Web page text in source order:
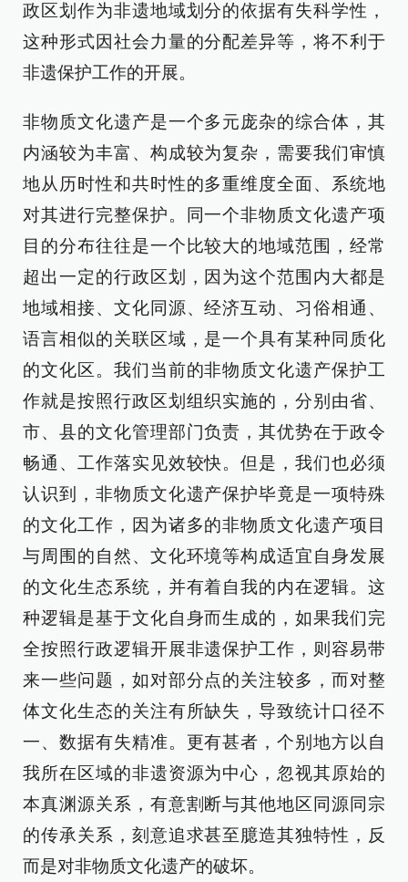
政区划作为非遗地域划分的依据有失科学性，
这种形式因社会力量的分配差异等，将不利于
非遗保护工作的开展。
非物质文化遗产是一个多元庞杂的综合体，其
内涵较为丰富、构成较为复杂，需要我们审慎
地从历时性和共时性的多重维度全面、系统地
对其进行完整保护。同一个非物质文化遗产项
目的分布往往是一个比较大的地域范围，经常
超出一定的行政区划，因为这个范围内大都是
地域相接、文化同源、经济互动、习俗相通、
语言相似的关联区域，是一个具有某种同质化
的文化区。我们当前的非物质文化遗产保护工
作就是按照行政区划组织实施的，分别由省、
市、县的文化管理部门负责，其优势在于政令
畅通、工作落实见效较快。但是，我们也必须
认识到，非物质文化遗产保护毕竟是一项特殊
的文化工作，因为诸多的非物质文化遗产项目
与周围的自然、文化环境等构成适宜自身发展
的文化生态系统，并有着自我的内在逻辑。这
种逻辑是基于文化自身而生成的，如果我们完
全按照行政逻辑开展非遗保护工作，则容易带
来一些问题，如对部分点的关注较多，而对整
体文化生态的关注有所缺失，导致统计口径不
一、数据有失精准。更有甚者，个别地方以自
我所在区域的非遗资源为中心，忽视其原始的
本真渊源关系，有意割断与其他地区同源同宗
的传承关系，刻意追求甚至臆造其独特性，反
而是对非物质文化遗产的破坏。